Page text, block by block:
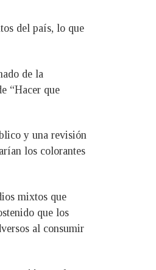
del país, lo que
de la
“Hacer que
y una revisión
los colorantes
mixtos que
que los
al consumir